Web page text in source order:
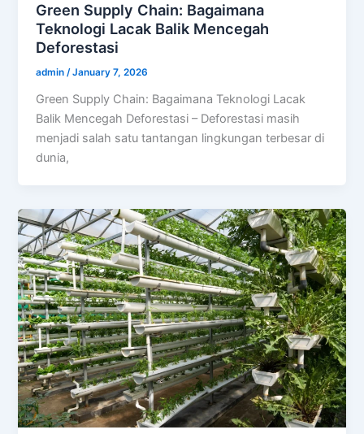
Green Supply Chain: Bagaimana
Teknologi Lacak Balik Mencegah
Deforestasi
admin/January 7, 2026
Green Supply Chain: Bagaimana Teknologi Lacak
Balik Mencegah Deforestasi – Deforestasi masih
menjadi salah satu tantangan lingkungan terbesar di
dunia,